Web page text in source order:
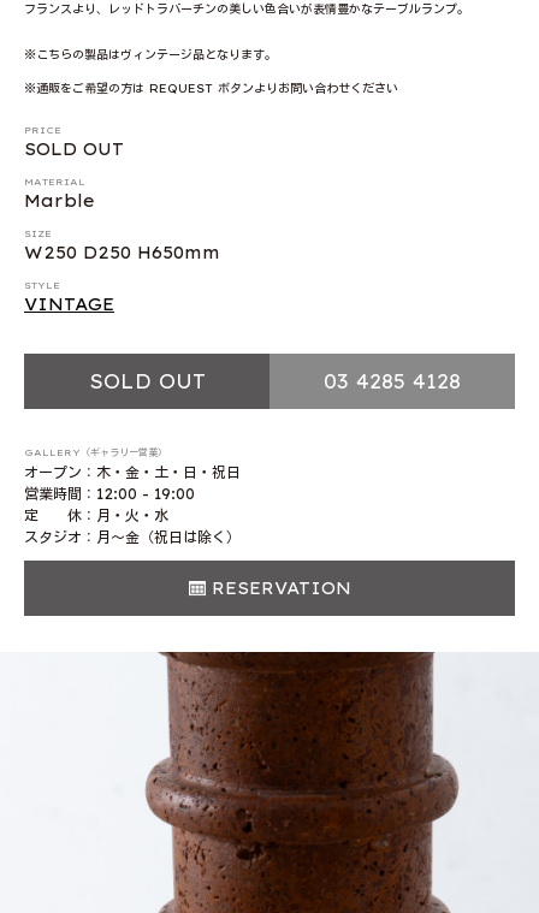
フランスより、レッドトラバーチンの美しい色合いが表情豊かなテーブルランプ。
※こちらの製品はヴィンテージ品となります。
※通販をご希望の方は REQUEST ボタンよりお問い合わせください
PRICE
SOLD OUT
MATERIAL
Marble
SIZE
W250 D250 H650mm
STYLE
VINTAGE
SOLD OUT 03 4285 4128
GALLERY（ギャラリー営業）
オープン：木・金・土・日・祝日
営業時間：12:00 - 19:00
定 休：月・火・水
スタジオ：月〜金（祝日は除く）
RESERVATION